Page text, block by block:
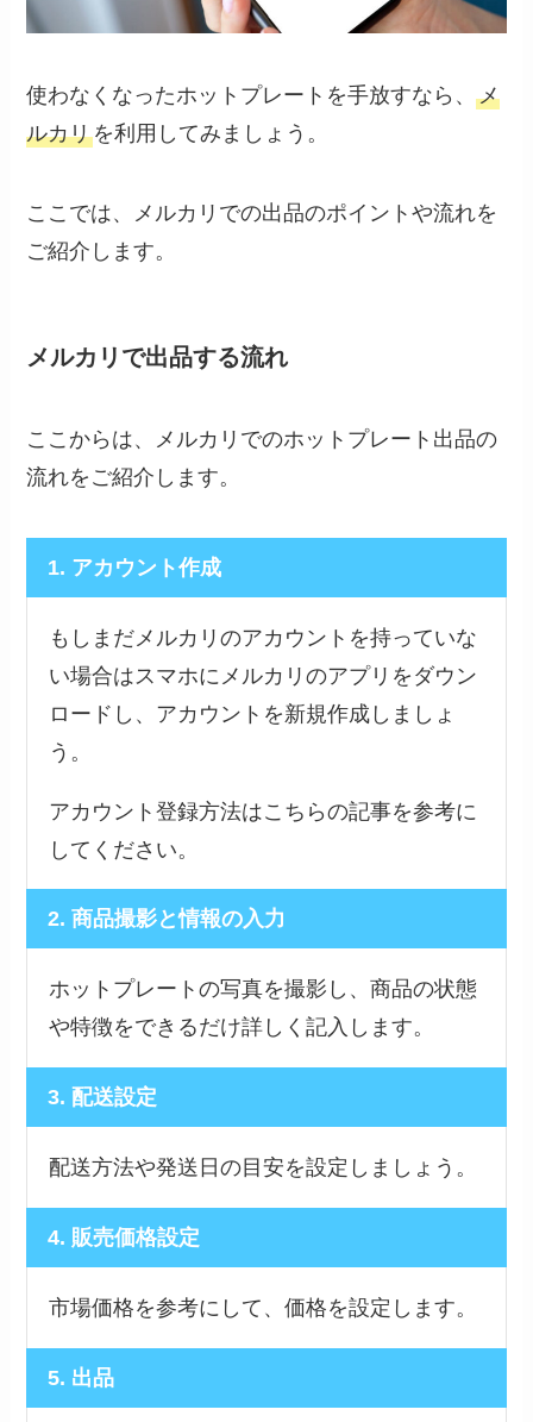
使わなくなったホットプレートを手放すなら、メ
ルカリを利用してみましょう。
ここでは、メルカリでの出品のポイントや流れを
ご紹介します。
メルカリで出品する流れ
ここからは、メルカリでのホットプレート出品の
流れをご紹介します。
1. アカウント作成
もしまだメルカリのアカウントを持っていな
い場合はスマホにメルカリのアプリをダウン
ロードし、アカウントを新規作成しましょ
う。
アカウント登録方法はこちらの記事を参考に
してください。
2. 商品撮影と情報の入力
ホットプレートの写真を撮影し、商品の状態
や特徴をできるだけ詳しく記入します。
3. 配送設定
配送方法や発送日の目安を設定しましょう。
4. 販売価格設定
市場価格を参考にして、価格を設定します。
5. 出品